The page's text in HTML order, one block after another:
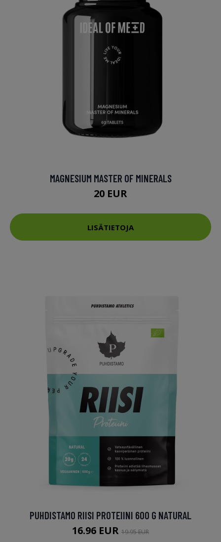
MAGNESIUM MASTER OF MINERALS
20 EUR
LISÄTIETOJA
PUHDISTAMO RIISI PROTEIINI 600 G NATURAL
16.96 EUR 19.95 EUR